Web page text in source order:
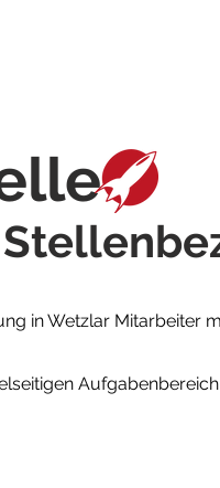
in Wetzlar Mitarbeiter